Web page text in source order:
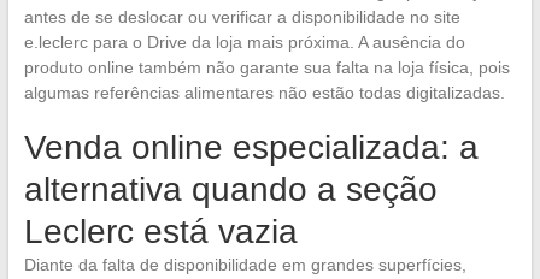
antes de se deslocar ou verificar a disponibilidade no site
e.leclerc para o Drive da loja mais próxima. A ausência do
produto online também não garante sua falta na loja física, pois
algumas referências alimentares não estão todas digitalizadas.
Venda online especializada: a
alternativa quando a seção
Leclerc está vazia
Diante da falta de disponibilidade em grandes superfícies,